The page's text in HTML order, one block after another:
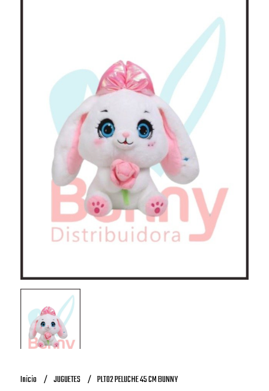
Inicio JUGUETES PLT02 PELUCHE 45 CM BUNNY